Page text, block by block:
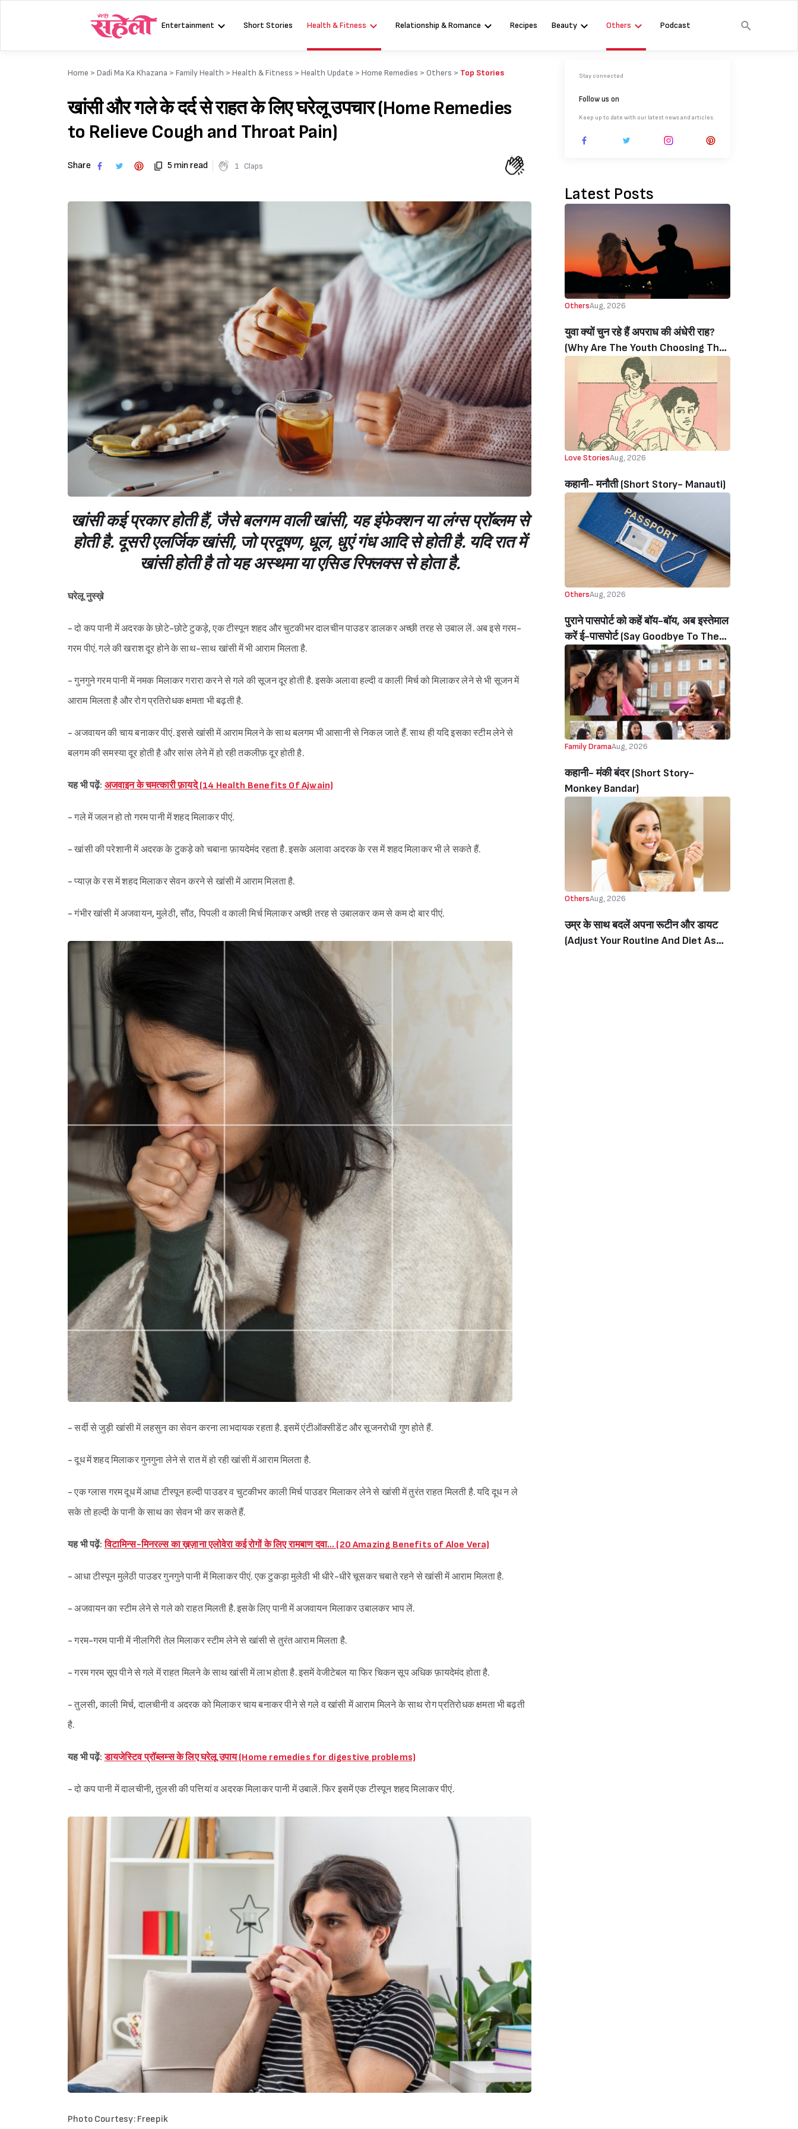
Sign in
Entertainment Short Stories Health & Fitness Relationship & Romance Recipes Beauty Others Podcast
Home > Dadi Ma Ka Khazana > Family Health > Health & Fitness > Health Update > Home Remedies > Others > Top Stories
खांसी और गले के दर्द से राहत के लिए घरेलू उपचार (Home Remedies
to Relieve Cough and Throat Pain)
Share 5 min read 1 Claps
खांसी कई प्रकार होती हैं, जैसे बलगम वाली खांसी, यह इंफेक्शन या लंग्स प्रॉब्लम से
होती है. दूसरी एलर्जिक खांसी, जो प्रदूषण, धूल, धुएं गंध आदि से होती है. यदि रात में
खांसी होती है तो यह अस्थमा या एसिड रिफ्लक्स से होता है.
घरेलू नुस्ख़े
- दो कप पानी में अदरक के छोटे-छोटे टुकड़े, एक टीस्पून शहद और चुटकीभर दालचीन पाउडर डालकर अच्छी तरह से उबाल लें. अब इसे गरम-
गरम पीएं. गले की खराश दूर होने के साथ-साथ खांसी में भी आराम मिलता है.
- गुनगुने गरम पानी में नमक मिलाकर गरारा करने से गले की सूजन दूर होती है. इसके अलावा हल्दी व काली मिर्च को मिलाकर लेने से भी सूजन में
आराम मिलता है और रोग प्रतिरोधक क्षमता भी बढ़ती है.
- अजवायन की चाय बनाकर पीएं. इससे खांसी में आराम मिलने के साथ बलगम भी आसानी से निकल जाते हैं. साथ ही यदि इसका स्टीम लेने से
बलगम की समस्या दूर होती है और सांस लेने में हो रही तकलीफ़ दूर होती है.
यह भी पढ़ें: अजवाइन के चमत्कारी फ़ायदे (14 Health Benefits Of Ajwain)
- गले में जलन हो तो गरम पानी में शहद मिलाकर पीएं.
- खांसी की परेशानी में अदरक के टुकड़े को चबाना फ़ायदेमंद रहता है. इसके अलावा अदरक के रस में शहद मिलाकर भी ले सकते हैं.
- प्याज़ के रस में शहद मिलाकर सेवन करने से खांसी में आराम मिलता है.
- गंभीर खांसी में अजवायन, मुलेठी, सौंठ, पिपली व काली मिर्च मिलाकर अच्छी तरह से उबालकर कम से कम दो बार पीएं.
- सर्दी से जुड़ी खांसी में लहसुन का सेवन करना लाभदायक रहता है. इसमें एंटीऑक्सीडेंट और सूजनरोधी गुण होते हैं.
- दूध में शहद मिलाकर गुनगुना लेने से रात में हो रही खांसी में आराम मिलता है.
- एक ग्लास गरम दूध में आधा टीस्पून हल्दी पाउडर व चुटकीभर काली मिर्च पाउडर मिलाकर लेने से खांसी में तुरंत राहत मिलती है. यदि दूध न ले
सके तो हल्दी के पानी के साथ का सेवन भी कर सकते हैं.
यह भी पढ़ें:विटामिन्स-मिनरल्स का ख़ज़ाना एलोवेरा कई रोगों के लिए रामबाण दवा… (20 Amazing Benefits of Aloe Vera)
- आधा टीस्पून मुलेठी पाउडर गुनगुने पानी में मिलाकर पीएं. एक टुकड़ा मुलेठी भी धीरे-धीरे चूसकर चबाते रहने से खांसी में आराम मिलता है.
- अजवायन का स्टीम लेने से गले को राहत मिलती है. इसके लिए पानी में अजवायन मिलाकर उबालकर भाप लें.
- गरम-गरम पानी में नीलगिरी तेल मिलाकर स्टीम लेने से खांसी से तुरंत आराम मिलता है.
- गरम गरम सूप पीने से गले में राहत मिलने के साथ खांसी में लाभ होता है. इसमें वेजीटेबल या फिर चिकन सूप अधिक फ़ायदेमंद होता है.
- तुलसी, काली मिर्च, दालचीनी व अदरक को मिलाकर चाय बनाकर पीने से गले व खांसी में आराम मिलने के साथ रोग प्रतिरोधक क्षमता भी बढ़ती
है.
यह भी पढ़ें:डायजेस्टिव प्रॉब्लम्स के लिए घरेलू उपाय (Home remedies for digestive problems)
- दो कप पानी में दालचीनी, तुलसी की पत्तियां व अदरक मिलाकर पानी में उबालें. फिर इसमें एक टीस्पून शहद मिलाकर पीएं.
Photo Courtesy: Freepik
Stay connected
Follow us on
Keep up to date with our latest news and articles.
Latest Posts
OthersAug, 2026
युवा क्यों चुन रहे हैं अपराध की अंधेरी राह?
(Why Are The Youth Choosing The
Dark Path Of Crime?)
Love StoriesAug, 2026
कहानी- मनौती (Short Story- Manauti)
OthersAug, 2026
पुराने पासपोर्ट को कहें बॉय-बॉय, अब इस्तेमाल
करें ई-पासपोर्ट (Say Goodbye To The
Old Passport, Now Use The E-
Passport)
Family DramaAug, 2026
कहानी- मंकी बंदर‌ (Short Story-
Monkey Bandar)
OthersAug, 2026
उम्र के साथ बदलें अपना रूटीन और डायट
(Adjust Your Routine And Diet As